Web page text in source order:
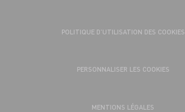
POLITIQUE D’UTILISATION DES COOKIES
PERSONNALISER LES COOKIES
MENTIONS LÉGALES